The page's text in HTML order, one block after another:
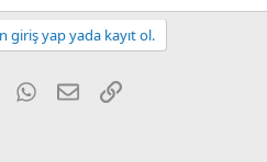
giriş yap yada kayıt ol.
PinterestWhatsApp
E-postaLink